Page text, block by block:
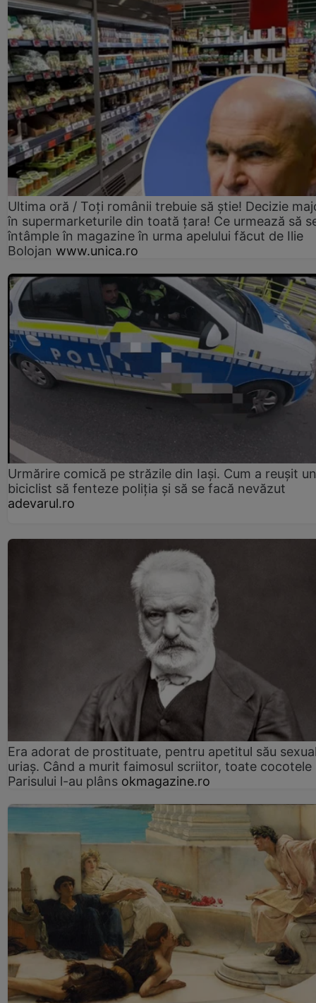
Ultima oră / Toți românii trebuie să știe! Decizie
în supermarketurile din toată țara! Ce urmează să
întâmple în magazine în urma apelului făcut de Ilie
Bolojan www.unica.ro
Urmărire comică pe străzile din Iași. Cum a reușit un
biciclist să fenteze poliția și să se facă nevăzut
adevarul.ro
Era adorat de prostituate, pentru apetitul său
uriaș. Când a murit faimosul scriitor, toate cocotele
Parisului l-au plâns okmagazine.ro